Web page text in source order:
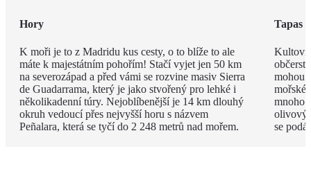
Hory
K moři je to z Madridu kus cesty, o to blíže to ale
máte k majestátním pohořím! Stačí vyjet jen 50 km
na severozápad a před vámi se rozvine masiv Sierra
de Guadarrama, který je jako stvořený pro lehké i
několikadenní túry. Nejoblíbenější je 14 km dlouhý
okruh vedoucí přes nejvyšší horu s názvem
Peñalara, která se tyčí do 2 248 metrů nad mořem.
Tapas
mohou
mořské
mnoho
se